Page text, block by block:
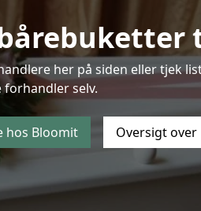
her på siden eller tjek
selv.
hos Bloomit Oversigt